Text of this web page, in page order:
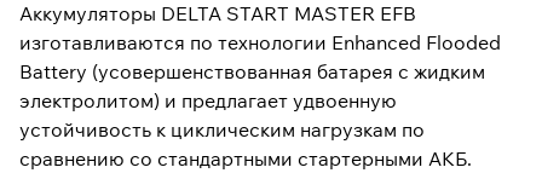
Аккумуляторы DELTA START MASTER EFB
изготавливаются по технологии Enhanced Flooded
Battery (усовершенствованная батарея с жидким
электролитом) и предлагает удвоенную
устойчивость к циклическим нагрузкам по
сравнению со стандартными стартерными АКБ.